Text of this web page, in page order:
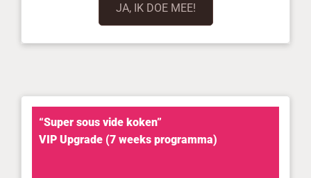
JA, IK DOE MEE!
“Super sous vide koken”
VIP Upgrade (7 weeks programma)